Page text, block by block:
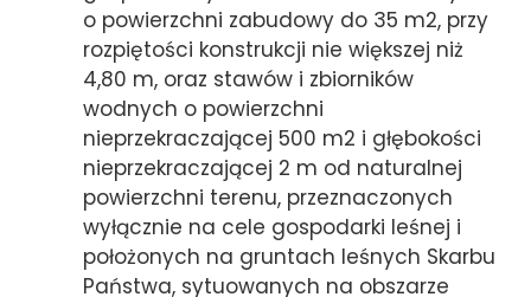
o powierzchni zabudowy do 35 m2, przy
rozpiętości konstrukcji nie większej niż
4,80 m, oraz stawów i zbiorników
wodnych o powierzchni
nieprzekraczającej 500 m2 i głębokości
nieprzekraczającej 2 m od naturalnej
powierzchni terenu, przeznaczonych
wyłącznie na cele gospodarki leśnej i
położonych na gruntach leśnych Skarbu
Państwa, sytuowanych na obszarze